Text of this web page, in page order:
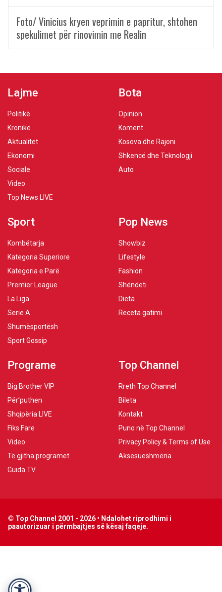
Foto/ Vinicius kryen veprimin e papritur, shtohen
spekulimet për rinovimin me Realin
Lajme
Politikë
Kronikë
Aktualitet
Ekonomi
Sociale
Video
Top News LIVE
Bota
Opinion
Koment
Kosova dhe Rajoni
Shkencë dhe Teknologji
Auto
Sport
Kombëtarja
Kategoria Superiore
Kategoria e Parë
Premier League
La Liga
Serie A
Shumësportësh
Sport Gossip
Pop News
Showbiz
Lifestyle
Fashion
Shëndeti
Dieta
Receta gatimi
Programe
Big Brother VIP
Për’puthen
Shqipëria LIVE
Fiks Fare
Video
Të gjitha programet
Guida TV
Top Channel
Rreth Top Channel
Bileta
Kontakt
Puno në Top Channel
Privacy Policy & Terms of Use
Aksesueshmëria
© Top Channel 2001 - 2026 • Ndalohet riprodhimi i
paautorizuar i përmbajtjes së kësaj faqeje.